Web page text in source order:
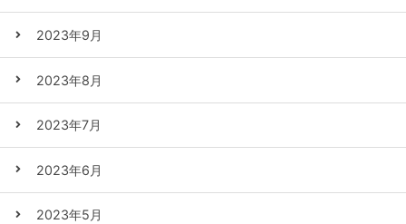
2023年9月
2023年8月
2023年7月
2023年6月
2023年5月